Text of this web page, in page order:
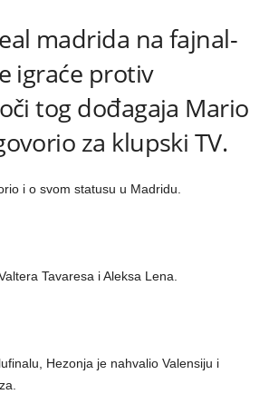
madrida na fajnal-
igraće protiv
tog dođagaja Mario
za klupski TV.
i o svom statusu u Madridu.
Tavaresa i Aleksa Lena.
Hezonja je nahvalio Valensiju i